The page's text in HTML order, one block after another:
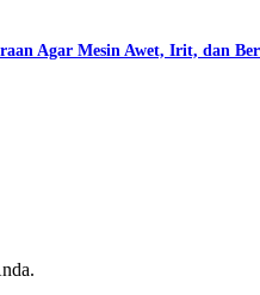
Agar Mesin Awet, Irit, dan